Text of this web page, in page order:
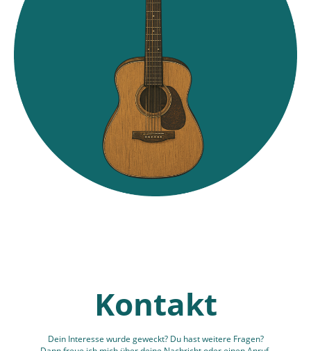
Kontakt
Dein Interesse wurde geweckt? Du hast weitere Fragen?